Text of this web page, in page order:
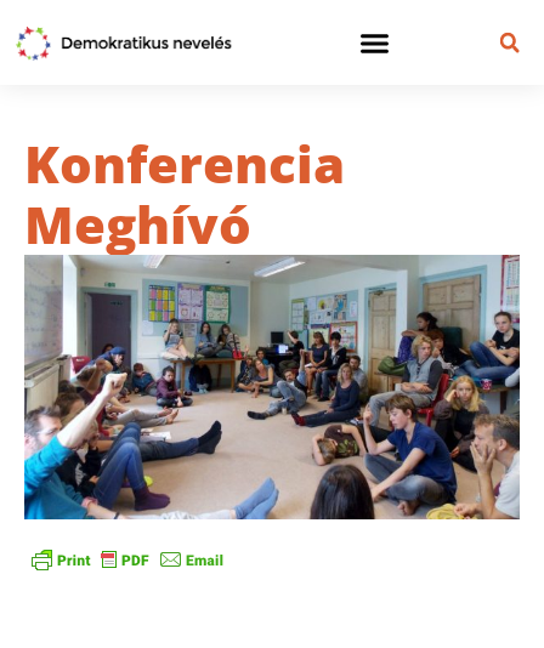
Konferencia
Meghívó